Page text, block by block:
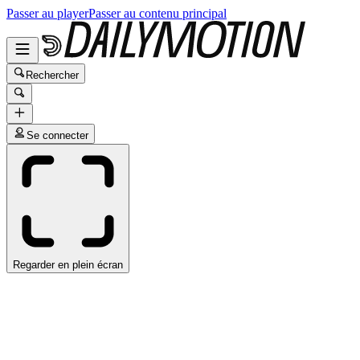
Passer au playerPasser au contenu principal
Rechercher
Se connecter
Regarder en plein écran